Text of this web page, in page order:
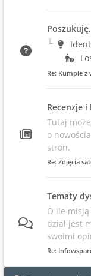
Re: Kumple z
Recenzje i
Tutaj
o
stron.
Re: Zdjęcia
Tematy
O ile
dział jest
swoimi
Re: